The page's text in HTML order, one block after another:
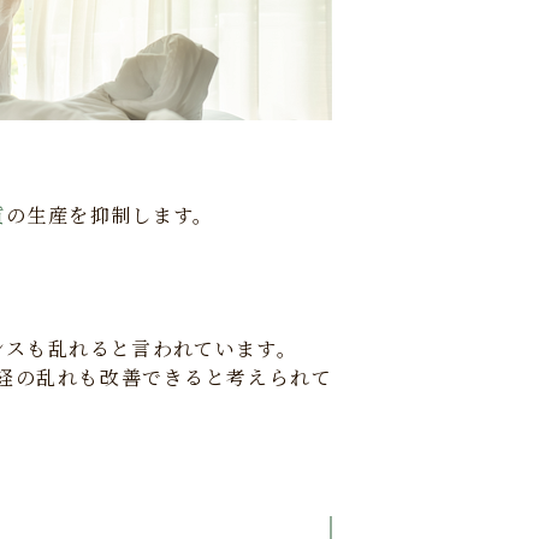
の生産を抑制します。
も乱れると言われています。
の乱れも改善できると考えられて